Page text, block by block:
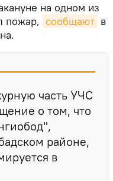
на одном из
пожар, сообщают в
часть УЧС
о том, что
районе,
в